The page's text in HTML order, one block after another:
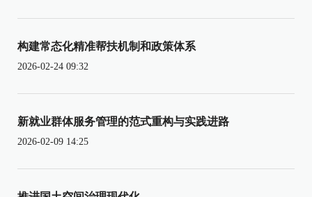
构建常态化精准帮扶机制和政策体系
2026-02-24 09:32
新就业群体服务管理的范式重构与实践进路
2026-02-09 14:25